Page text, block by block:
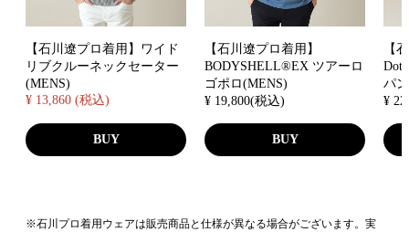
【石川遼プロ着用】ワイド
リブクルーネックセーター
(MENS)
¥ 13,860 (税込)
BUY
【石川遼プロ着用】
BODYSHELL®EX ツアーロ
ゴポロ(MENS)
¥ 19,800(税込)
BUY
【
パ
¥
※石川プロ着用ウェアは販売商品と仕様が異なる場合がございます。実